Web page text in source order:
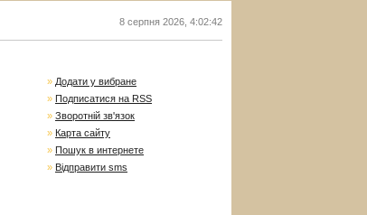
8 серпня 2026 4:02:43
» Додати у вибране
» Подписатися на RSS
» Зворотній зв'язок
» Карта сайту
» Пошук в интернете
» Відправити sms